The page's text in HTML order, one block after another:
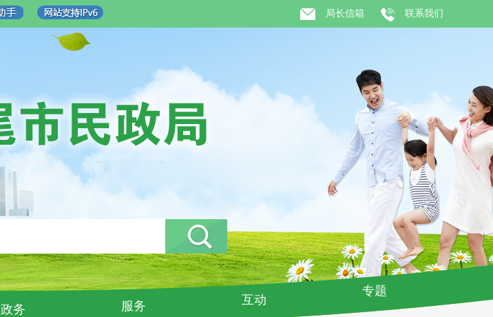
局长信箱 联系我们
政务 服务 互动
专题